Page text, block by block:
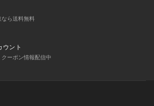
なら送料無料
ウント
ーポン情報配信中